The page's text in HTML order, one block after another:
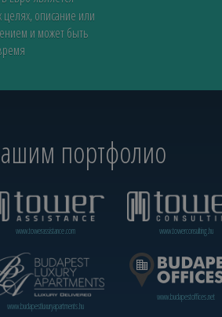
описание или
и может быть
портфолио
www.towerassistance.com www.towerconsulting.hu
www.budapestluxuryapartments.hu
www.budapestoffices.net